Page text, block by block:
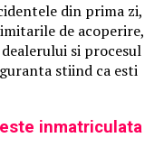
din prima zi,
de acoperire,
si procesul
stiind ca esti
inmatriculata